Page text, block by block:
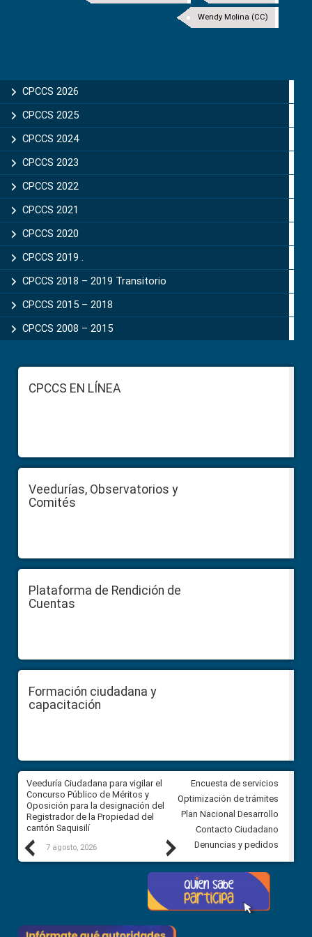
Wendy Molina (CC)
CPCCS 2026
CPCCS 2025
CPCCS 2024
CPCCS 2023
CPCCS 2022
CPCCS 2021
CPCCS 2020
CPCCS 2019 .
CPCCS 2018 – 2019 Transitorio
CPCCS 2015 – 2018
CPCCS 2008 – 2015
FooterCPCCS EN LÍNEA
Veedurías, Observatorios y
Comités
Plataforma de Rendición de
Cuentas
Formación ciudadana y
capacitación
Previous
Veeduría Ciudadana para vigilar el
Concurso Público de Méritos y
Oposición para la designación del
Registrador de la Propiedad del
cantón Saquisilí
7 agosto, 2026
Veeduría Ciudadana para
construcción del asfaltado de
Ballenita del cantón Santa
7 agosto, 2026
Next
Encuesta de servicios
Optimización de trámites
Plan Nacional Desarrollo
Contacto Ciudadano
Denuncias y pedidos